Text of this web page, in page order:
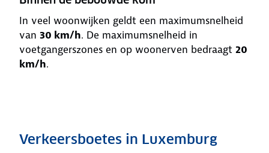
In veel woonwijken geldt een maximumsnelheid
van 30 km/h. De maximumsnelheid in
voetgangerszones en op woonerven bedraagt 20
km/h.
Verkeersboetes in Luxemburg